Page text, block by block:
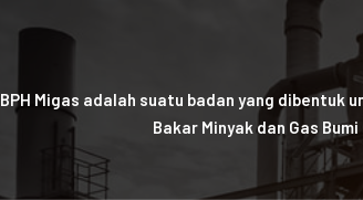
BPH Migas adalah suatu badan yang
Bakar Minyak dan Gas